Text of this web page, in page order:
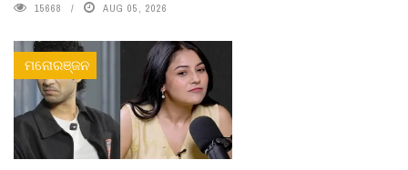
15668 AUG 05, 2026
ମନୋରଞ୍ଜନ